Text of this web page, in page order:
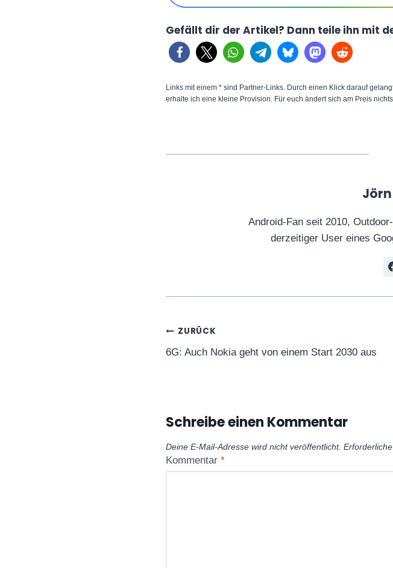
Gefällt dir der Artikel? Dann teile ihn mit
Links mit einem * sind Partner-Links. Durch einen Klick darauf
erhalte ich eine kleine Provision. Für euch ändert sich am Preis
Android-Fan seit 2010,
derzeitiger User eines
Beitragsnavigation
ZURÜCK
6G: Auch Nokia geht von einem Start 2030 aus
Schreibe einen Kommentar
Deine E-Mail-Adresse wird nicht veröffentlicht.
Kommentar *